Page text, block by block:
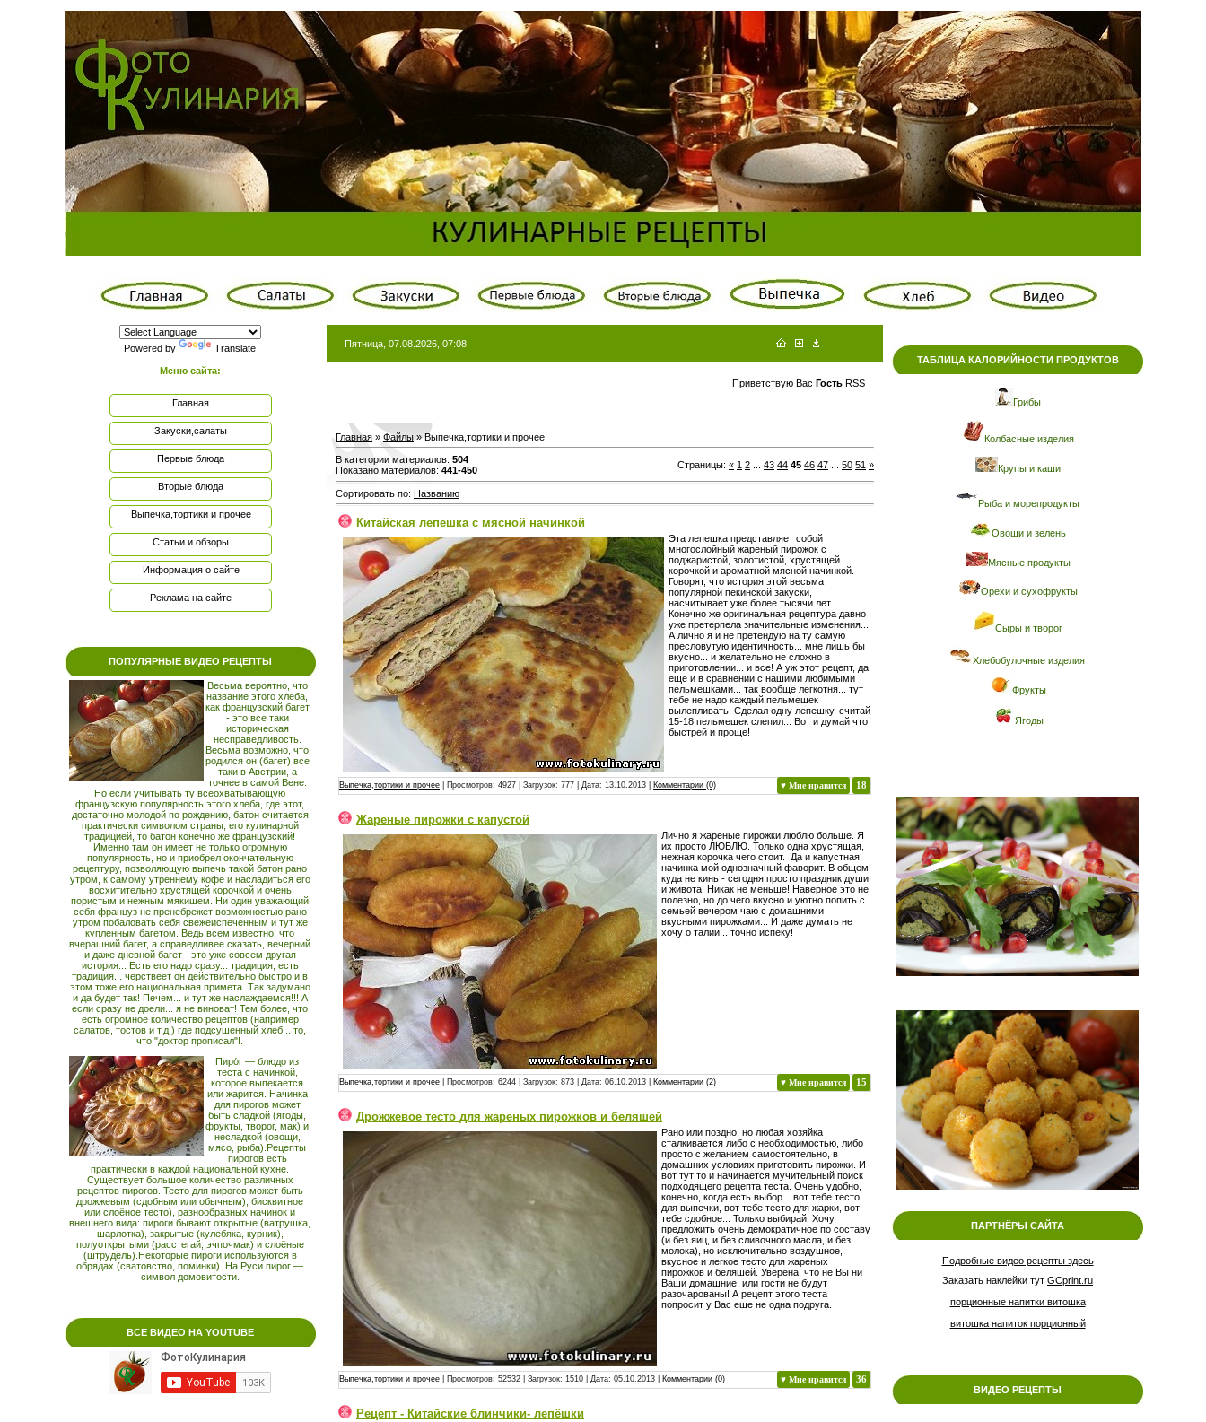
Powered by Translate
Меню сайта:
Главная
Закуски,салаты
Первые блюда
Вторые блюда
Выпечка,тортики и прочее
Статьи и обзоры
Информация о сайте
Реклама на сайте
ПОПУЛЯРНЫЕ ВИДЕО РЕЦЕПТЫ
Весьма вероятно, что
название этого хлеба,
как французский багет
- это все таки
историческая
несправедливость.
Весьма возможно, что
родился он (багет) все
таки в Австрии, а
точнее в самой Вене.
Но если учитывать ту всеохватывающую
французскую популярность этого хлеба, где этот,
достаточно молодой по рождению, батон считается
практически символом страны, его кулинарной
традицией, то батон конечно же французский!
Именно там он имеет не только огромную
популярность, но и приобрел окончательную
рецептуру, позволяющую выпечь такой батон рано
утром, к самому утреннему кофе и насладиться его
восхитительно хрустящей корочкой и очень
пористым и нежным мякишем. Ни один уважающий
себя француз не пренебрежет возможностью рано
утром побаловать себя свежеиспеченным и тут же
купленным багетом. Ведь всем известно, что
вчерашний багет, а справедливее сказать, вечерний
и даже дневной багет - это уже совсем другая
история... Есть его надо сразу... традиция, есть
традиция... черствеет он действительно быстро и в
этом тоже его национальная примета. Так задумано
и да будет так! Печем... и тут же наслаждаемся!!! А
если сразу не доели... я не виноват! Тем более, что
есть огромное количество рецептов (например
салатов, тостов и т.д.) где подсушенный хлеб... то,
что "доктор прописал"!.
Пиро́г — блюдо из
теста с начинкой,
которое выпекается
или жарится. Начинка
для пирогов может
быть сладкой (ягоды,
фрукты, творог, мак) и
несладкой (овощи,
мясо, рыба).Рецепты
пирогов есть
практически в каждой национальной кухне.
Существует большое количество различных
рецептов пирогов. Тесто для пирогов может быть
дрожжевым (сдобным или обычным), бисквитное
или слоёное тесто), разнообразных начинок и
внешнего вида: пироги бывают открытые (ватрушка,
шарлотка), закрытые (кулебяка, курник),
полуоткрытыми (расстегай, эчпочмак) и слоёные
(штрудель).Некоторые пироги используются в
обрядах (сватовство, поминки). На Руси пирог —
символ домовитости.
ВСЕ ВИДЕО НА YOUTUBE
Пятница, 07.08.2026, 07:08
Приветствую Вас Гость RSS
Главная » Файлы » Выпечка,тортики и прочее
В категории материалов: 504
Показано материалов: 441-450 Страницы: « 1 2 43 44 45 46 47 50 51 »
Сортировать по: Названию
Китайская лепешка с мясной начинкой
Эта лепешка представляет собой
многослойный жареный пирожок с
поджаристой, золотистой, хрустящей
корочкой и ароматной мясной начинкой.
Говорят, что история этой весьма
популярной пекинской закуски,
насчитывает уже более тысячи лет.
Конечно же оригинальная рецептура давно
уже претерпела значительные изменения...
А лично я и не претендую на ту самую
пресловутую идентичность... мне лишь бы
вкусно... и желательно не сложно в
приготовлении... и все! А уж этот рецепт, да
еще и в сравнении с нашими любимыми
пельмешками... так вообще легкотня... тут
тебе не надо каждый пельмешек
вылепливать! Сделал одну лепешку, считай
15-18 пельмешек слепил... Вот и думай что
быстрей и проще!
♥ Мне нравится 18
Выпечка,тортики и прочее | Просмотров: 4927 | Загрузок: 777 | Дата: 13.10.2013 Комментарии (0)
Жареные пирожки с капустой
Лично я жареные пирожки люблю больше. Я
их просто ЛЮБЛЮ. Только одна хрустящая,
нежная корочка чего стоит. Да и капустная
начинка мой однозначный фаворит. В общем
куда не кинь - сегодня просто праздник души
и живота! Никак не меньше! Наверное это не
полезно, но до чего вкусно и уютно попить с
семьей вечером чаю с домашними
вкусными пирожками... И даже думать не
хочу о талии... точно испеку!
♥ Мне нравится 15
Выпечка,тортики и прочее | Просмотров: 6244 | Загрузок: 873 | Дата: 06.10.2013 Комментарии (2)
Дрожжевое тесто для жареных пирожков и беляшей
Рано или поздно, но любая хозяйка
сталкивается либо с необходимостью, либо
просто с желанием самостоятельно, в
домашних условиях приготовить пирожки. И
вот тут то и начинается мучительный поиск
подходящего рецепта теста. Очень удобно,
конечно, когда есть выбор... вот тебе тесто
для выпечки, вот тебе тесто для жарки, вот
тебе сдобное... Только выбирай! Хочу
предложить очень демократичное по составу
(и без яиц, и без сливочного масла, и без
молока), но исключительно воздушное,
вкусное и легкое тесто для жареных
пирожков и беляшей. Уверена, что не Вы ни
Ваши домашние, или гости не будут
разочарованы! А рецепт этого теста
попросит у Вас еще не одна подруга.
♥ Мне нравится 36
Выпечка,тортики и прочее | Просмотров: 52532 | Загрузок: 1510 | Дата: 05.10.2013 Комментарии (0)
Рецепт - Китайские блинчики- лепёшки
ТАБЛИЦА КАЛОРИЙНОСТИ ПРОДУКТОВ
Грибы
Колбасные изделия
Крупы и каши
Рыба и морепродукты
Овощи и зелень
Мясные продукты
Орехи и сухофрукты
Сыры и творог
Хлебобулочные изделия
Фрукты
Ягоды
ПАРТНЁРЫ САЙТА
Подробные видео рецепты здесь
Заказать наклейки тут GCprint.ru
порционные напитки витошка
витошка напиток порционный
ВИДЕО РЕЦЕПТЫ